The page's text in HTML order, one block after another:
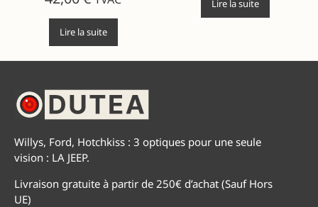
Lire la suite
Lire la suite
Willys, Ford, Hotchkiss : 3 optiques pour une seule
vision : LA JEEP.
Livraison gratuite à partir de 250€ d’achat (Sauf Hors
UE)